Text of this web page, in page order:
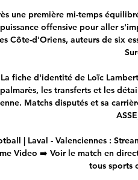
une première mi-temps
offensive pour aller
Côte-d'Oriens, auteurs de six
La fiche d'identité de Loïc
palmarès, les transferts et les
Matchs disputés et sa
| Laval - Valenciennes :
Video ➡️ Voir le match en
tous sports